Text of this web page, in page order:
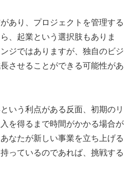
あり、プロジェクトを管理する
、起業という選択肢もありま
ジではありますが、独自のビジ
させることができる可能性があ
いう利点がある反面、初期のリ
を得るまで時間がかかる場合が
なたが新しい事業を立ち上げる
っているのであれば、挑戦する